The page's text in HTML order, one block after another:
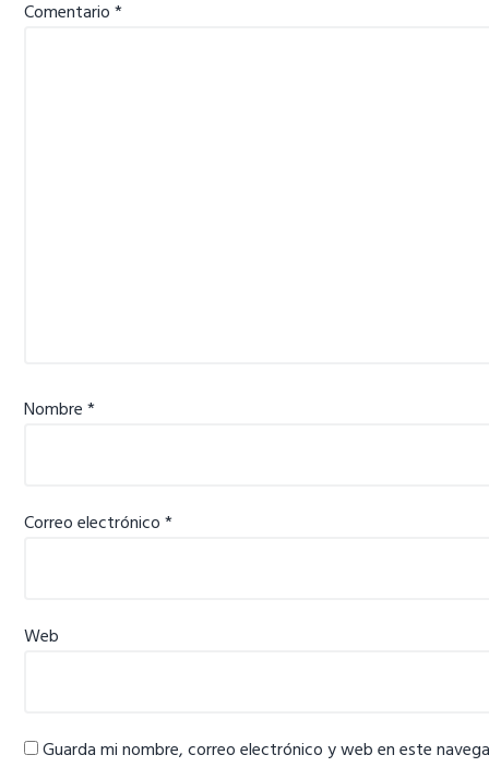
Comentario*
Nombre*
Correo electrónico*
Web
Guarda mi nombre, correo electrónico y web en este